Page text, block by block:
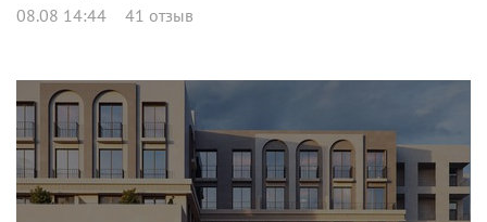
08.08 14:44 41 отзыв